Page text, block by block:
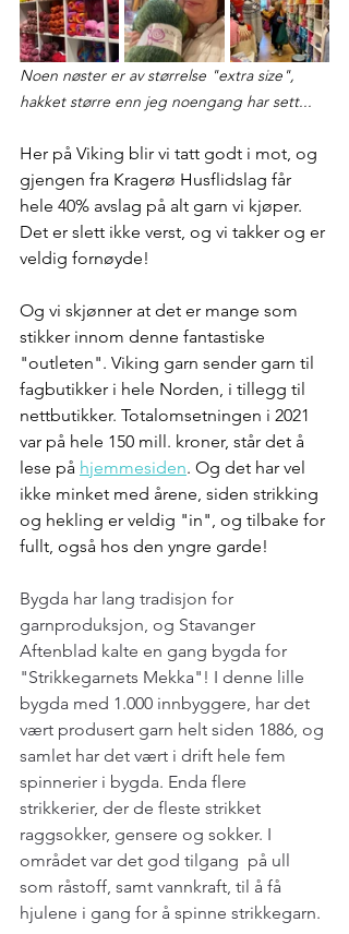
Noen nøster er av størrelse "extra size",
hakket større enn jeg noengang har sett...
Her på Viking blir vi tatt godt i mot, og
gjengen fra Kragerø Husflidslag får
hele 40% avslag på alt garn vi kjøper.
Det er slett ikke verst, og vi takker og er
veldig fornøyde!
Og vi skjønner at det er mange som
stikker innom denne fantastiske
"outleten". Viking garn sender garn til
fagbutikker i hele Norden, i tillegg til
nettbutikker. Totalomsetningen i 2021
var på hele 150 mill. kroner, står det å
lese på hjemmesiden. Og det har vel
ikke minket med årene, siden strikking
og hekling er veldig "in", og tilbake for
fullt, også hos den yngre garde!
Bygda har lang tradisjon for
garnproduksjon, og Stavanger
Aftenblad kalte en gang bygda for
"Strikkegarnets Mekka"! I denne lille
bygda med 1.000 innbyggere, har det
vært produsert garn helt siden 1886, og
samlet har det vært i drift hele fem
spinnerier i bygda. Enda flere
strikkerier, der de fleste strikket
raggsokker, gensere og sokker. I
området var det god tilgang  på ull
som råstoff, samt vannkraft, til å få
hjulene i gang for å spinne strikkegarn.